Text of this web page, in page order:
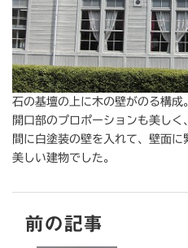
石の基壇の上に木の壁がのる構成
開口部のプロポーションも美し
間に白塗装の壁を入れて、壁面
美しい建物でした。
前の記事